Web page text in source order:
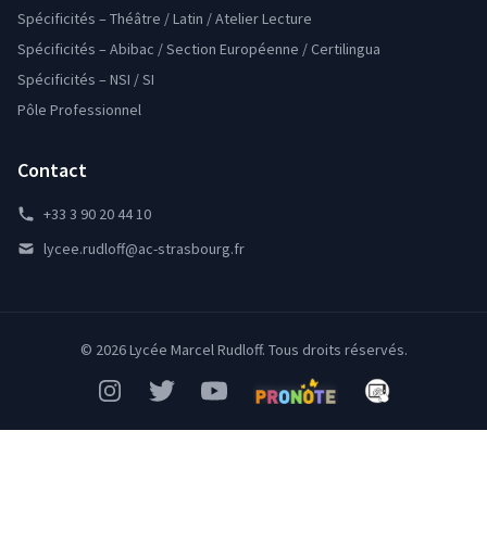
Spécificités – Théâtre / Latin / Atelier Lecture
Spécificités – Abibac / Section Européenne / Certilingua
Spécificités – NSI / SI
Pôle Professionnel
Contact
+33 3 90 20 44 10
lycee.rudloff@ac-strasbourg.fr
© 2026 Lycée Marcel Rudloff. Tous droits réservés.
InstagramTwitterYouTubePronote Mon Bureau